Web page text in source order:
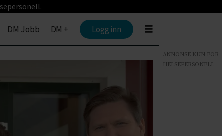
DM Jobb DM + Logg inn
ANNONSE KUN FOR
HELSEPERSONELL